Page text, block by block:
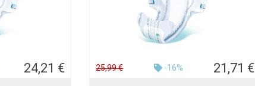
24,21 € 25,99 € -16% 21,71 €